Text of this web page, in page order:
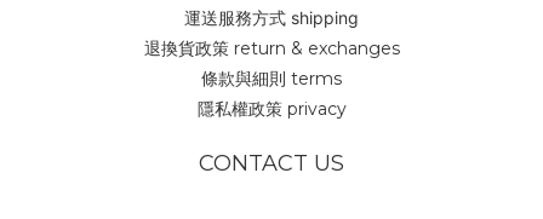
運送服務方式 shipping
退換貨政策 return & exchanges
條款與細則 terms
隱私權政策 privacy
CONTACT US